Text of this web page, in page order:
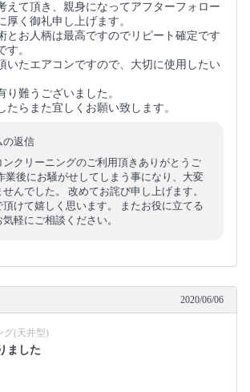
えて頂き、親身になってアフターフォロー
厚く御礼申し上げます。
とお人柄は最高ですのでリピート確定です
す。
いたエアコンですので、大切に使用したい
り難うございました。
たらまた宜しくお願い致します。
の返信
ンクリーニングのご利用頂きありがとうご
業後にお騒がせしてしまう事になり、大変
んでした。 改めてお詫び申し上げます。
けて嬉しく思います。 またお役に立てる
軽にご相談ください。
2020/06/06
グ(天井型)
ました